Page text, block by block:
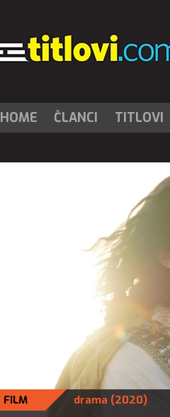
HOME ČLANCI TITLOVI
FILM drama (2020)